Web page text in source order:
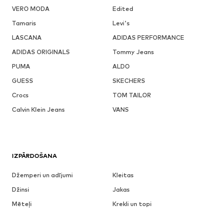
VERO MODA
Edited
Tamaris
Levi's
LASCANA
ADIDAS PERFORMANCE
ADIDAS ORIGINALS
Tommy Jeans
PUMA
ALDO
GUESS
SKECHERS
Crocs
TOM TAILOR
Calvin Klein Jeans
VANS
IZPĀRDOŠANA
Džemperi un adījumi
Kleitas
Džinsi
Jakas
Mēteļi
Krekli un topi